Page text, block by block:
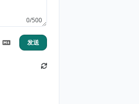
0/500
发送